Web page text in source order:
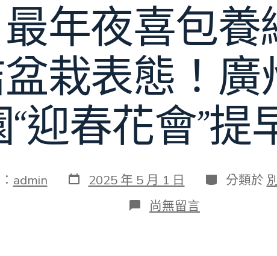
年夜喜包養
栽表態！廣
“迎春花會”提
admin 發
表
2025 年 5 月 1 日 分
類
分類於
在
〈圖
尚無留言